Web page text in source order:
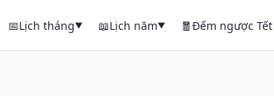
📅Lịch tháng▼ 📖Lịch năm▼ 🧧Đếm ngược Tết